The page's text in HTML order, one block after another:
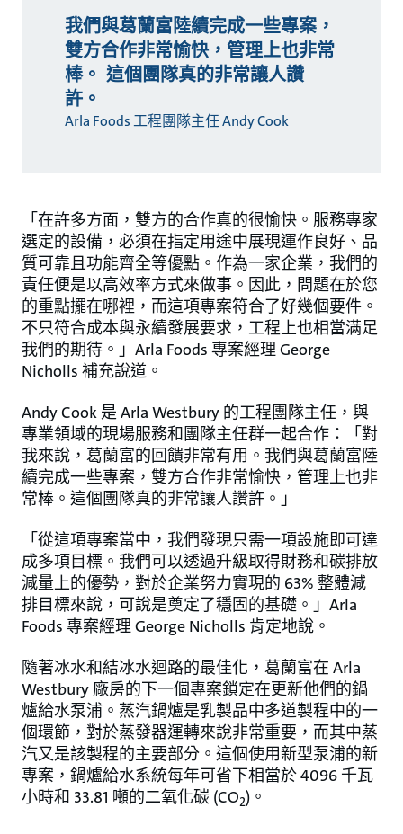
我們與葛蘭富陸續完成一些專案，
雙方合作非常愉快，管理上也非常
棒。 這個團隊真的非常讓人讚
許。
Arla Foods 工程團隊主任 Andy Cook
「在許多方面，雙方的合作真的很愉快。服務專家
選定的設備，必須在指定用途中展現運作良好、品
質可靠且功能齊全等優點。作為一家企業，我們的
責任便是以高效率方式來做事。因此，問題在於您
的重點擺在哪裡，而這項專案符合了好幾個要件。
不只符合成本與永續發展要求，工程上也相當满足
我們的期待。」Arla Foods 專案經理 George
Nicholls 補充說道。
Andy Cook 是 Arla Westbury 的工程團隊主任，與
專業領域的現場服務和團隊主任群一起合作：「對
我來說，葛蘭富的回饋非常有用。我們與葛蘭富陸
續完成一些專案，雙方合作非常愉快，管理上也非
常棒。這個團隊真的非常讓人讚許。」
「從這項專案當中，我們發現只需一項設施即可達
成多項目標。我們可以透過升級取得財務和碳排放
減量上的優勢，對於企業努力實現的 63% 整體減
排目標來說，可說是奠定了穩固的基礎。」Arla
Foods 專案經理 George Nicholls 肯定地說。
隨著冰水和結冰水迴路的最佳化，葛蘭富在 Arla
Westbury 廠房的下一個專案鎖定在更新他們的鍋
爐給水泵浦。蒸汽鍋爐是乳製品中多道製程中的一
個環節，對於蒸發器運轉來說非常重要，而其中蒸
汽又是該製程的主要部分。這個使用新型泵浦的新
專案，鍋爐給水系統每年可省下相當於 4096 千瓦
小時和 33.81 噸的二氧化碳 (CO2)。